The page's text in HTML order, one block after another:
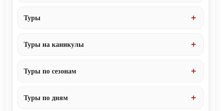
Туры
Туры на каникулы
Туры по сезонам
Туры по дням